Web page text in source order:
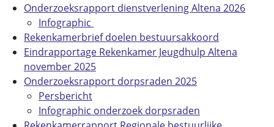
Onderzoeksrapport dienstverlening Altena 2026
Infographic
Rekenkamerbrief doelen bestuursakkoord
Eindrapportage Rekenkamer Jeugdhulp Altena
november 2025
Onderzoeksrapport dorpsraden 2025
Persbericht
Infographic onderzoek dorpsraden